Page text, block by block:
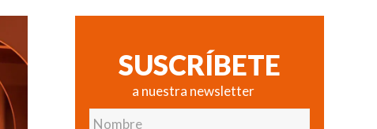
SUSCRÍBETE
a nuestra newsletter
Nombre